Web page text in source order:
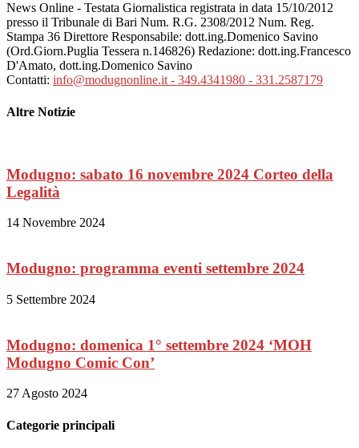
News Online - Testata Giornalistica registrata in data 15/10/2012
presso il Tribunale di Bari Num. R.G. 2308/2012 Num. Reg.
Stampa 36 Direttore Responsabile: dott.ing.Domenico Savino
(Ord.Giorn.Puglia Tessera n.146826) Redazione: dott.ing.Francesco
D'Amato, dott.ing.Domenico Savino
Contatti: info@modugnonline.it - 349.4341980 - 331.2587179
Altre Notizie
Modugno: sabato 16 novembre 2024 Corteo della
Legalità
14 Novembre 2024
Modugno: programma eventi settembre 2024
5 Settembre 2024
Modugno: domenica 1° settembre 2024 ‘MOH
Modugno Comic Con’
27 Agosto 2024
Categorie principali